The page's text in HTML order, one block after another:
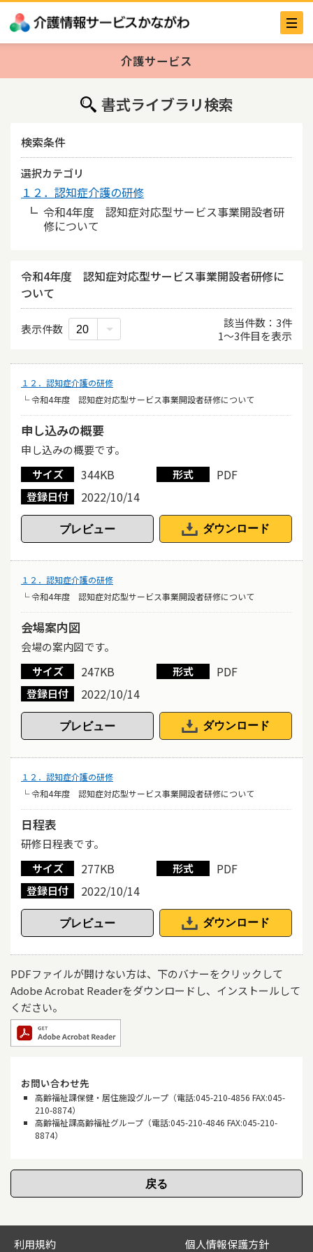
介護サービス
書式ライブラリ検索
検索条件
選択カテゴリ
１２．認知症介護の研修
令和4年度 認知症対応型サービス事業開設者研
修について
令和4年度 認知症対応型サービス事業開設者研修に
ついて
表示件数 1〜3件目を表示
該当件数 3件
１２．認知症介護の研修
└ 令和4年度 認知症対応型サービス事業開設者研修について
申し込みの概要
申し込みの概要です。
サイズ
344KB 形式 PDF
登録日付 2022/10/14
ダウンロード
１２．認知症介護の研修
└ 令和4年度 認知症対応型サービス事業開設者研修について
会場案内図
会場の案内図です。
サイズ
247KB 形式 PDF
登録日付 2022/10/14
ダウンロード
１２．認知症介護の研修
└ 令和4年度 認知症対応型サービス事業開設者研修について
日程表
研修日程表です。
サイズ
277KB 形式 PDF
登録日付 2022/10/14
ダウンロード
PDFファイルが開けない方は、下のバナーをクリックして
Adobe Acrobat Readerをダウンロードし、インストールして
ください。
お問い合わせ先
高齢福祉課保健・居住施設グループ（電話:045-210-4856 FAX:045-
210-8874）
高齢福祉課高齢福祉グループ（電話:045-210-4846 FAX:045-210-
8874）
利用規約 個人情報保護方針